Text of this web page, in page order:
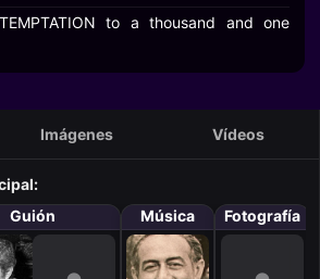
to a thousand and one
Imágenes Vídeos
Guión Música Fotografía